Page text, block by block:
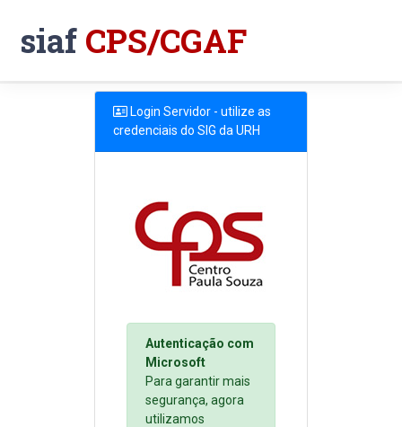
siaf CPS/CGAF
Login Servidor - utilize as
credenciais do SIG da URH
Autenticação com
Microsoft
Para garantir mais
segurança, agora
utilizamos